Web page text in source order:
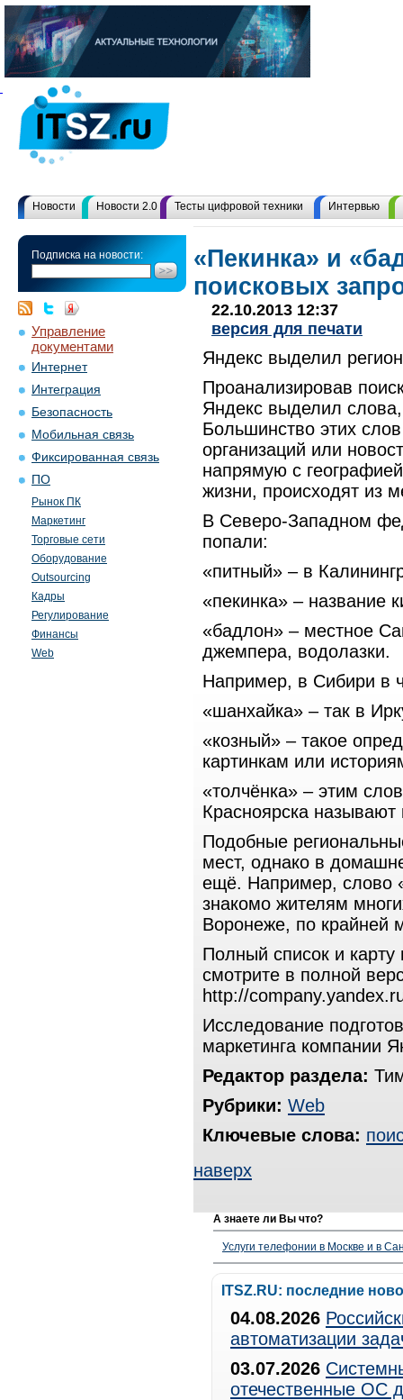
Новости Новости 2.0 Тесты цифровой техники Интервью
Подписка на новости:
Управление
документами
Интернет
Интеграция
Безопасность
Мобильная связь
Фиксированная связь
ПО
Рынок ПК
Маркетинг
Торговые сети
Оборудование
Outsourcing
Кадры
Регулирование
Финансы
Web
«Пекинка» и
поисковых
22.10.2013 12:37
версия для печати
Яндекс выделил
Проанализировав
Яндекс выделил
Большинство этих
организаций или
напрямую с
жизни, происходят из
В Северо-Западном
попали:
«питный» – в
«пекинка» – название
«бадлон» – местное
джемпера, водолазки.
Например, в Сибири в
«шанхайка» – так в
«козный» – такое
картинкам или
«толчёнка» – этим
Красноярска
Подобные
мест, однако в
ещё. Например, слово
знакомо жителям
Воронеже, по крайней
Полный список и
смотрите в полной
http://
Исследование
маркетинга компании
Редактор раздела:
Рубрики: Web
Ключевые слова:
наверх
А знаете ли Вы что?
Услуги телефонии в Москве и в
ITSZ.RU: последние
04.08.2026
автоматизации
03.07.2026
отечественные ОС